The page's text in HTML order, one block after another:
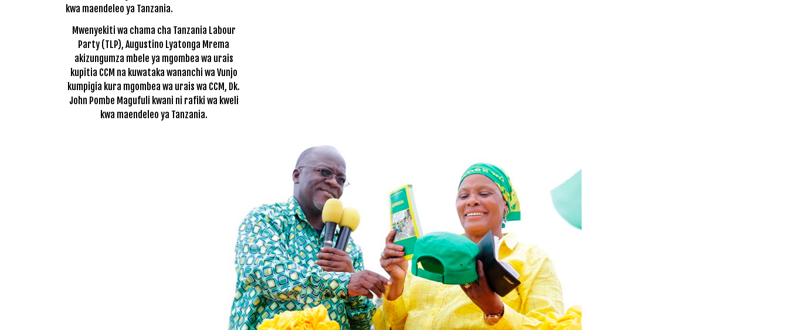
Mwenyekiti wa chama cha Tanzania Labour
Party (TLP), Augustino Lyatonga Mrema
akizungumza mbele ya mgombea wa urais
kupitia CCM na kuwataka wananchi wa Vunjo
kumpigia kura mgombea wa urais wa CCM, Dk.
John Pombe Magufuli kwani ni rafiki wa kweli
kwa maendeleo ya Tanzania.